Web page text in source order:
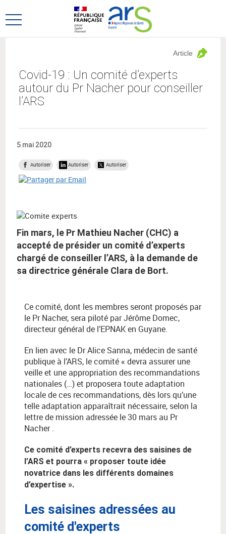
au
menu
au
contenu
Ouvrir
Covid-19 : Un comité d’experts
autour du Pr Nacher pour conseiller
l’ARS
Article
5 mai 2020
Autoriser Autoriser Autoriser
Fin mars, le Pr Mathieu Nacher (CHC) a
accepté de présider un comité d’experts
chargé de conseiller l’ARS, à la demande de
sa directrice générale Clara de Bort.
Ce comité, dont les membres seront proposés par
le Pr Nacher, sera piloté par Jérôme Domec,
directeur général de l’EPNAK en Guyane.
En lien avec le Dr Alice Sanna, médecin de santé
publique à l’ARS, le comité « devra assurer une
veille et une appropriation des recommandations
nationales (…) et proposera toute adaptation
locale de ces recommandations, dès lors qu’une
telle adaptation apparaîtrait nécessaire, selon la
lettre de mission adressée le 30 mars au Pr
Nacher .
Ce comité d’experts recevra des saisines de
l’ARS et pourra « proposer toute idée
novatrice dans les différents domaines
d’expertise ».
Les saisines adressées au
comité d'experts